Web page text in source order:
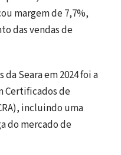
margem de 7,7%,
das vendas de
Seara em 2024 foi a
Certificados de
incluindo uma
do mercado de